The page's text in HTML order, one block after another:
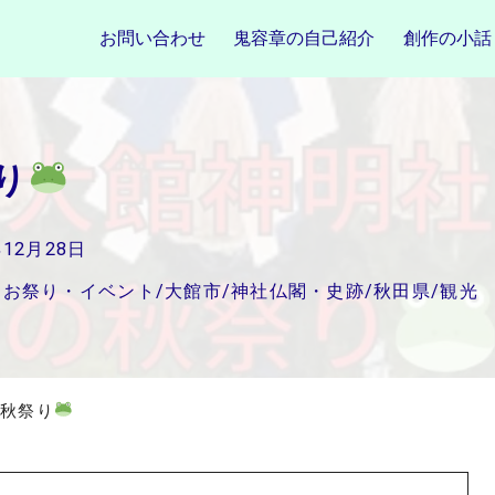
お問い合わせ 鬼容章の自己紹介 創作の小話
月28日
お祭り・イベント /大館市/神社仏閣・史跡/秋田県/観光
祭り